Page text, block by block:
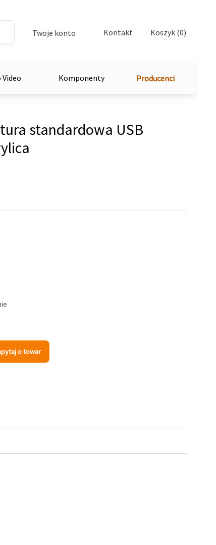
Twoje konto Kontakt Koszyk (0)
Video Komponenty Producenci
standardowa USB
o towar